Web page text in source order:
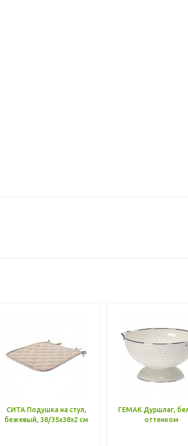
СИТА Подушка на стул,
бежевый, 38/35x38x2 см
ГЕМАК Дуршлаг,
оттенком